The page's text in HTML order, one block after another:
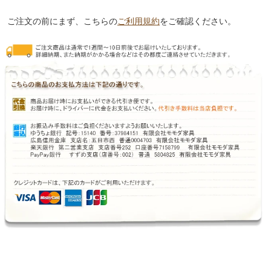
ご注文の前にまず、こちらのご利用規約をご確認ください。